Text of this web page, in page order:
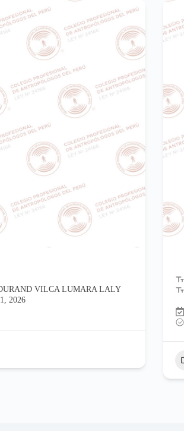
VILCA LUMARA LALY
2026